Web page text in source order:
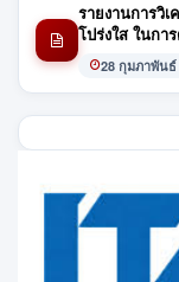
รายงานการวิ
โปร่งใส ในกา
28 กุมภาพันธ์